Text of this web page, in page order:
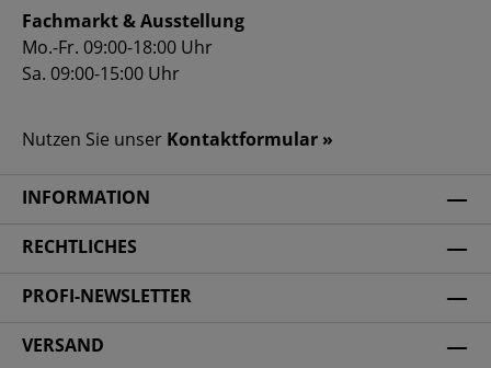
Fachmarkt & Ausstellung
Mo.-Fr. 09:00-18:00 Uhr
Sa. 09:00-15:00 Uhr
Nutzen Sie unser Kontaktformular »
INFORMATION
RECHTLICHES
PROFI-NEWSLETTER
VERSAND